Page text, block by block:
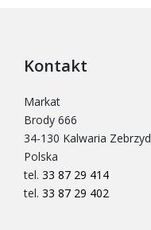
Kontakt
Markat
Brody 666
34-130 Kalwaria
Polska
tel. 33 87 29 414
tel. 33 87 29 402